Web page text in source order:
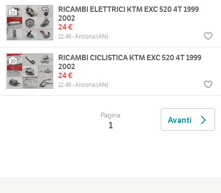
23
RICAMBI ELETTRICI KTM EXC 520 4T 1999
2002
24 €
12:49 - Ancona (AN)
30
RICAMBI CICLISTICA KTM EXC 520 4T 1999
2002
24 €
12:49 - Ancona (AN)
Pagina
1 Avanti